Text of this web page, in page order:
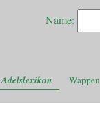
Name:
Adelslexikon Wappen